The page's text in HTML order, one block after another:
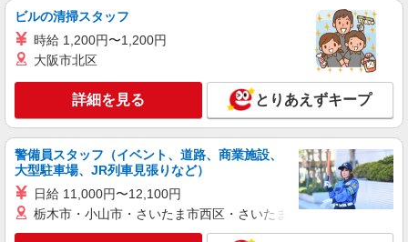
ビルの清掃スタッフ
時給 1,200円〜1,200円
大阪市北区
詳細を見る とりあえずキープ
警備員スタッフ（イベント、道路、商業施設、
大型駐車場、JR列車見張りなど）
日給 11,000円〜12,100円
栃木市・小山市・さいたま市西区・さいたま市岩槻区・久喜市・